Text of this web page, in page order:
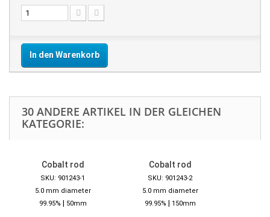
In den Warenkorb
30 ANDERE ARTIKEL IN DER GLEICHEN
KATEGORIE:
Cobalt rod
SKU: 901243-1
5.0 mm diameter
99.95% | 50mm
Cobalt rod
SKU: 901243-2
5.0 mm diameter
99.95% | 150mm